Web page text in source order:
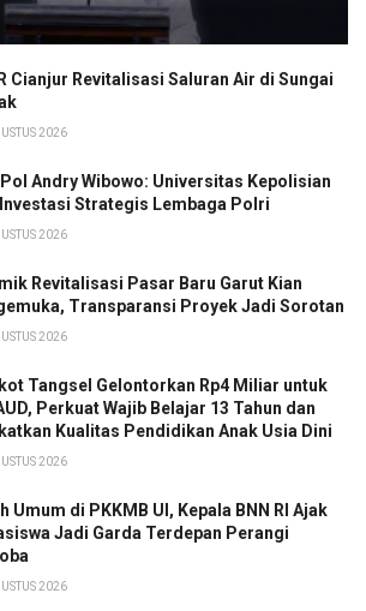
Cianjur Revitalisasi Saluran Air di Sungai
2026
Andry Wibowo: Universitas Kepolisian
Strategis Lembaga Polri
2026
Revitalisasi Pasar Baru Garut Kian
Transparansi Proyek Jadi Sorotan
2026
Tangsel Gelontorkan Rp4 Miliar untuk
Perkuat Wajib Belajar 13 Tahun dan
Kualitas Pendidikan Anak Usia Dini
2026
Umum di PKKMB UI, Kepala BNN RI Ajak
Jadi Garda Terdepan Perangi
2026